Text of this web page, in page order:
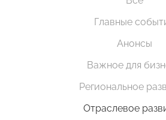
Главные
Анонсы
Важное для
Региональное
Отраслевое